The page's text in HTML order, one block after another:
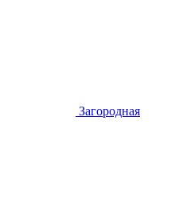
Загородная